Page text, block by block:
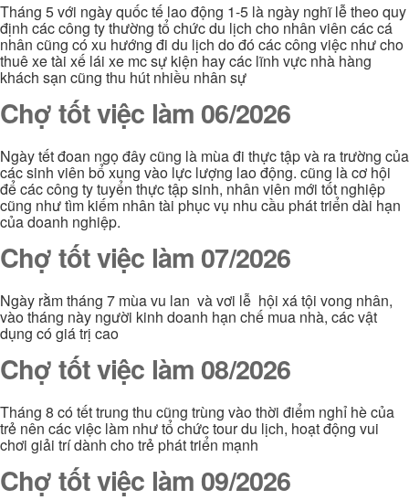
Tháng 5 với ngày quốc tế lao động 1-5 là ngày nghĩ lễ theo quy
định các công ty thường tổ chức du lịch cho nhân viên các cá
nhân cũng có xu hướng đi du lịch do đó các công việc như cho
thuê xe tài xế lái xe mc sự kiện hay các lĩnh vực nhà hàng
khách sạn cũng thu hút nhiều nhân sự
Chợ tốt việc làm 06/2026
Ngày tết đoan ngọ đây cũng là mùa đi thực tập và ra trường của
các sinh viên bổ xung vào lực lượng lao động. cũng là cơ hội
để các công ty tuyển thực tập sinh, nhân viên mới tốt nghiệp
cũng như tìm kiếm nhân tài phục vụ nhu cầu phát triển dài hạn
của doanh nghiệp.
Chợ tốt việc làm 07/2026
Ngày rằm tháng 7 mùa vu lan và vơi lễ hội xá tội vong nhân,
vào tháng này người kinh doanh hạn chế mua nhà, các vật
dụng có giá trị cao
Chợ tốt việc làm 08/2026
Tháng 8 có tết trung thu cũng trùng vào thời điểm nghỉ hè của
trẻ nên các việc làm như tổ chức tour du lịch, hoạt động vui
chơi giải trí dành cho trẻ phát triển mạnh
Chợ tốt việc làm 09/2026